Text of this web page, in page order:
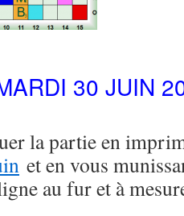
30 JUIN
la partie en
et en vous
au fur et à